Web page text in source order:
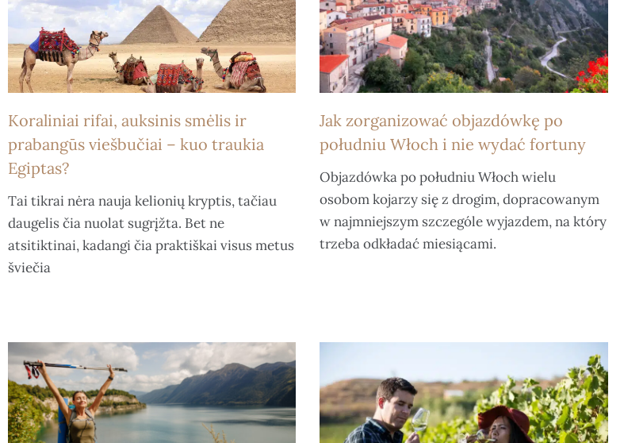
Koraliniai rifai, auksinis smėlis ir
prabangūs viešbučiai – kuo traukia
Egiptas?
Tai tikrai nėra nauja kelionių kryptis, tačiau
daugelis čia nuolat sugrįžta. Bet ne
atsitiktinai, kadangi čia praktiškai visus metus
šviečia
Jak zorganizować objazdówkę po
południu Włoch i nie wydać fortuny
Objazdówka po południu Włoch wielu
osobom kojarzy się z drogim, dopracowanym
w najmniejszym szczególe wyjazdem, na który
trzeba odkładać miesiącami.